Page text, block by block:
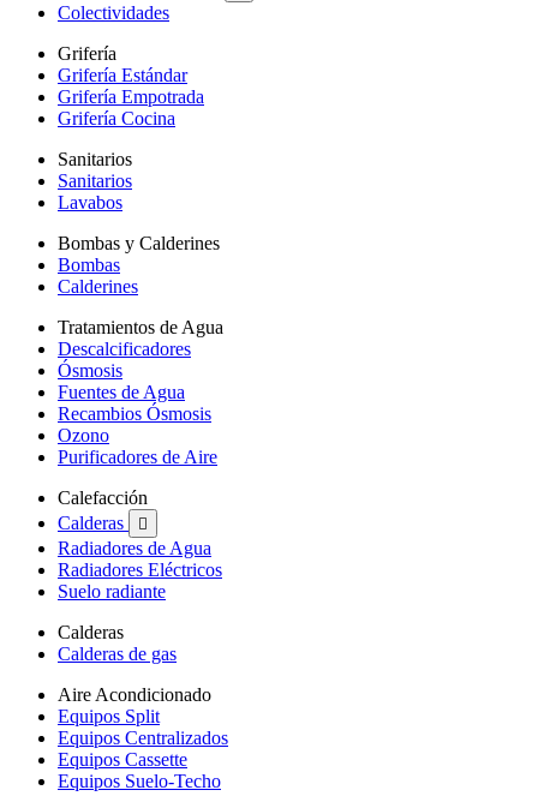
Colectividades
Grifería
Grifería Estándar
Grifería Empotrada
Grifería Cocina
Sanitarios
Sanitarios
Lavabos
Bombas y Calderines
Bombas
Calderines
Tratamientos de Agua
Descalcificadores
Ósmosis
Fuentes de Agua
Recambios Ósmosis
Ozono
Purificadores de Aire
Calefacción
Calderas

Radiadores de Agua
Radiadores Eléctricos
Suelo radiante
Calderas
Calderas de gas
Aire Acondicionado
Equipos Split
Equipos Centralizados
Equipos Cassette
Equipos Suelo-Techo